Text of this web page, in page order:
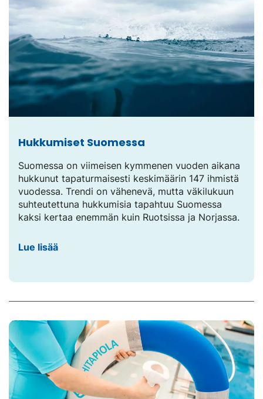
Hukkumiset Suomessa
Suomessa on viimeisen kymmenen vuoden aikana
hukkunut tapaturmaisesti keskimäärin 147 ihmistä
vuodessa. Trendi on vähenevä, mutta väkilukuun
suhteutettuna hukkumisia tapahtuu Suomessa
kaksi kertaa enemmän kuin Ruotsissa ja Norjassa.
Lue lisää